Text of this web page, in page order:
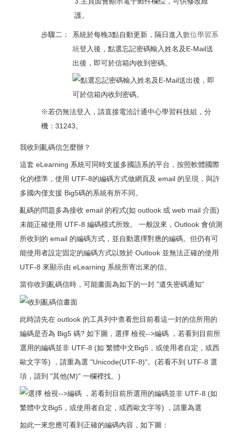
步驟二： 系統於每晚3點自動更新，隔日進入數位學習系
統登入後，點選忘記密碼輸入姓名及E-Mail送
出後，即可於信箱內收到密碼。
※若仍無法登入，請直接電洽計通中心學習科技組，分
機：31243。
我收到亂碼信怎麼辦？
這套 eLearning 系統可同時支援多國語系的平台，按照軟體國際
化的標準，使用 UTF-8的編碼方式做網頁及 email 的呈現，與許
多國內僅支援 Big5碼的系統有所不同。
亂碼的問題多為接收 email 的程式(如 outlook 或 web mail 介面)
未能正確使用 UTF-8 編碼模式所致。 一般說來，Outlook 會偵測
所收到的 email 的編碼方式，並自動選擇對應的編碼。但仍有可
能使用者設定固定的編碼方式以致於 Outlook 並無法正確的使用
UTF-8 來顯示由 eLearning 系統所寄出來的信。
當你收到亂碼信時，可能畫面為如下的一封 "遺失密碼通知"
此時請先在 outlook 的工具列中查看您目前看這一封的信所用的
編碼是否為 Big5 碼? 如下圖，選擇 檢視-->編碼 ，若看到目前所
選用的編碼並非 UTF-8 (如 繁體中文Big5，或使用者自定，或西
歐文字等) ，請重為選 "Unicode(UTF-8)"。(若看不到 UTF-8 選
項，請到 "其他(M)" 一欄裡找。)
如此一來您應可看到正確的編碼內容，如下圖：